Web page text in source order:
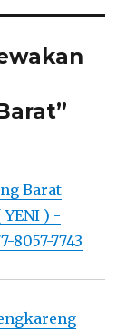
Barat
YENI ) -
8057-7743